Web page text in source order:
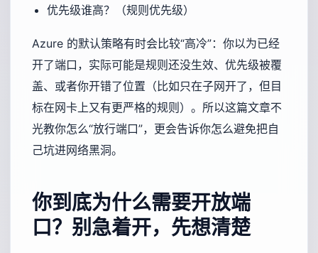
优先级谁高？（规则优先级）
Azure 的默认策略有时会比较“高冷”：你以为已经
开了端口，实际可能是规则还没生效、优先级被覆
盖、或者你开错了位置（比如只在子网开了，但目
标在网卡上又有更严格的规则）。所以这篇文章不
光教你怎么“放行端口”，更会告诉你怎么避免把自
己坑进网络黑洞。
你到底为什么需要开放端
口？别急着开，先想清楚